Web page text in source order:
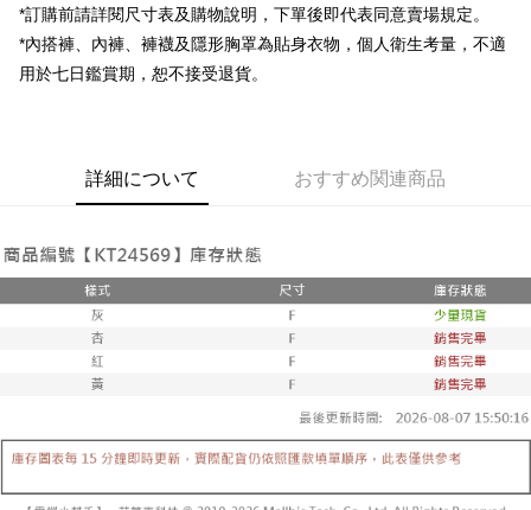
【OP Pay Later 使用説明】
的に OP Pay Later の取引プロセスに移行し、携帯番号を確認後、分割払
いの回数や支払い期限を選択し、支払いを確認すると取引が完了します。
4. 注文成立後30分以内に確認取引を行わない場合や審査が通過しない場
合、注文は自動的にキャンセルされます。「転専審査」に未通過の状況が
発生した場合は、システムの評価基準に達していないことを意味し、評価
内容についての説明はいたしかねます。
【支払い方法の説明】
締め日後に支払いリマインダーのSMSを送信します。
2. SMSのリンクを通じて請求書を開いた後、「コンビニバーコード／台湾
大直営店舗／銀行振込／街口支払い／iPASS MONEY」などのチャネルで
支払いを選択できます。
1.お支払い方法でAFTEE代金後払いを選択すると、携帯電話認証ウィンド
ウが表示されます。
3.注文するときのお支払いは不要です。商品はご指定の住所に配送されま
す。
4.ご注文が完了すると、携帯に支払い通知のSMSが届きます。アプリ会員
の場合は、AFTEE アプリプッシュ通知が届きます。
5.商品受け取り時のお支払いは不要です。商品を確かめてから、SMSまた
はアプリの通知に従って、4大コンビニ、またはATM/オンラインバンキン
グでお支払いください。
代金納付期限は最短で 14 日以内ですので、ご注意ください。AFTEE アプ
リをダウンロードして AFTEE 会員になるとお支払い期限を最長 45 日以内
まで延長できます。
ATM払い
配送毎にNT$60、NT$1,800以上で送料無料
付款後全家取貨
配送毎にNT$60、NT$1,600以上で送料無料
配送毎にNT$10,000
已關閉，請勿下單(付取)
*訂購前請詳閱尺寸表及購物說明，下單後即代表同意賣場規定。
*內搭褲、內褲、褲襪及隱形胸罩為貼身衣物，個人衛生考量，不適
用於七日鑑賞期，恕不接受退貨。
詳細について おすすめ関連商品